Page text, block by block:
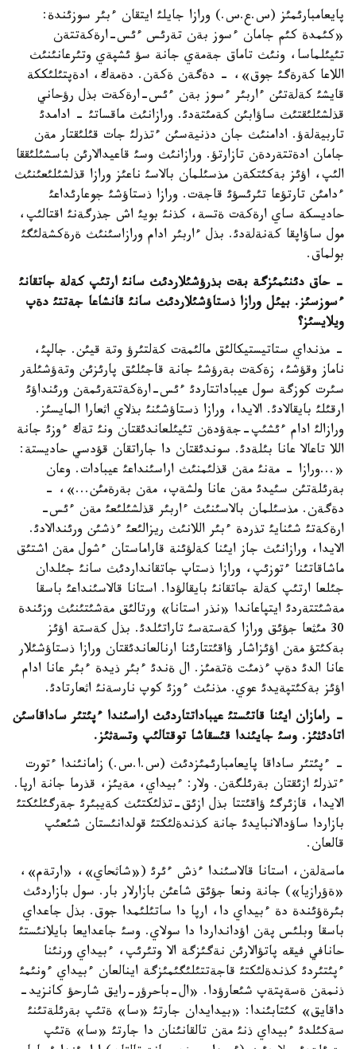
پايعامبارئمئز (س.ع.س.) ورازا جايلئ ايتقان ءبئر سوزئندة:
«كئمدة كئم جامان ءسوز بةن تةرئس ءئس-ارةكةتتةن
تئيئلماسا، ونئث تاماق جةمةي جانة سؤ ئشپةي وتئرعانئنئث
اللاعا كةرةگئ جوق»، - دةگةن ةكةن. دةمةك، ادةپتئلئككة
قايشئ كةلةتئن ءاربئر ءسوز بةن ءئس-ارةكةت بذل رؤحاني
قذلشئلئقتئث ساؤابئن كةمئتةدئ. ورازانئث ماقساتئ - ادامدئ
تاربيةلةؤ. ادامنئث جان دذنيةسئن ءتذرلئ جات قئلئقتار مةن
جامان ادةتتةردةن تازارتؤ. ورازانئث وسئ قاعيدالارئن باسشئلئققا
الئپ، اؤئز بةكئتكةن مذسئلمان بالاسئ ناعئز ورازا قذلشئلئعئنئث
ءدامئن تارتؤعا تئرئسؤئ قاجةت. ورازا ذستاؤشئ جوعارئداعئ
حاديسكة ساي ارةكةت ةتسة، كذنئ بويئ اش جذرگةنئ اقتالئپ،
مول ساؤاپقا كةنةلةدئ. بذل ءاربئر ادام ورازاسئنئث ةرةكشةلئگئ
بولماق.
- حاق دئنئمئزگة بةت بذرؤشئلاردئث سانئ ارتئپ كةلة جاتقانئ
ءسوزسئز. بيئل ورازا ذستاؤشئلاردئث سانئ قانشاعا جةتتئ دةپ
ويلايسئز؟
- مذنداي ستاتيستيكالئق مالئمةت كةلتئرؤ وتة قيئن. جالپئ،
ناماز وقؤشئ، زةكةت بةرؤشئ جانة قاجئلئق پارئزئن وتةؤشئلةر
سئرت كوزگة سول عيباداتتاردئ ءئس-ارةكةتتةرئمةن ورئنداؤئ
ارقئلئ بايقالادئ. الايدا، ورازا ذستاؤشئنئ بذلاي اثعارا المايسئز.
ورازالئ ادام ءئشئپ-جةؤدةن تئيئلعاندئقتان ونئ تةك ءوزئ جانة
اللا تاعالا عانا بئلةدئ. سوندئقتان دا جاراتقان قؤدسي حاديستة:
«...ورازا - مةنئ مةن قذلئمنئث اراسئنداعئ عيبادات. وعان
بةرئلةتئن سئيدئ مةن عانا ولشةپ، مةن بةرةمئن...»، -
دةگةن. مذسئلمان بالاسئنئث ءاربئر قذلشئلئعئ مةن ءئس-
ارةكةتئ شئنايئ تذردة ءبئر اللانئث ريزالئعئ ءذشئن ورئندالادئ.
الايدا، ورازانئث جاز ايئنا كةلؤئنة قاراماستان ءشول مةن اشتئق
ماشاقاتئنا ءتوزئپ، ورازا ذستاپ جاتقانداردئث سانئ جئلدان
جئلعا ارتئپ كةلة جاتقانئ بايقالؤدا. استانا قالاسئنداعئ باسقا
مةشئتتةردئ ايتپاعاندا «نذر استانا» ورتالئق مةشئتئنئث وزئندة
30 مئثعا جؤئق ورازا كةستةسئ تاراتئلدئ. بذل كةستة اؤئز
بةكئتؤ مةن اؤئزاشار ؤاقئتتارئنا ارنالعاندئقتان ورازا ذستاؤشئلار
عانا الدئ دةپ ءذمئت ةتةمئز. ال ةندئ ءبئر ذيدة ءبئر عانا ادام
اؤئز بةكئتپةيدئ عوي. مذنئث ءوزئ كوپ نارسةنئ اثعارتادئ.
- رامازان ايئنا قاتئستئ عيباداتتاردئث اراسئندا ءپئتئر ساداقاسئن
اتادئثئز. وسئ جايئندا قئسقاشا توقتالئپ وتسةثئز.
- ءپئتئر ساداقا پايعامبارئمئزدئث (س.ا.س.) زامانئندا ءتورت
ءتذرلئ ازئقتان بةرئلگةن. ولار: ءبيداي، مةيئز، قذرما جانة ارپا.
الايدا، قازئرگئ ؤاقئتتا بذل ازئق-تذلئكتئث كةيبئرئ جةرگئلئكتئ
بازاردا ساؤدالانبايدئ جانة كذندةلئكتئ قولدانئستان شئعئپ
قالعان.
ماسةلةن، استانا قالاسئندا ءذش ءئرئ («شاثحاي»، «ارتةم»،
«ةؤرازيا») جانة ونعا جؤئق شاعئن بازارلار بار. سول بازاردئث
بئرةؤئندة دة ءبيداي دا، ارپا دا ساتئلئمدا جوق. بذل جاعداي
باسقا وبلئس پةن اؤدانداردا دا سولاي. وسئ جاعدايعا بايلانئستئ
حانافي فيقه پاتؤالارئن نةگئزگة الا وتئرئپ، ءبيداي ورنئنا
ءپئتئردئ كذندةلئكتئ قاجةتتئلئگئمئزگة اينالعان ءبيداي ءونئمئ
ذنمةن ةسةپتةپ شئعارؤدا. «ال-باحرؤر-رايق شارحؤ كانزيد-
داقايق» كئتابئندا: «بيدايدان جارتئ «سا» ةتئپ بةرئلةتئنئ
سةكئلدئ ءبيداي ذنئ مةن تالقانئنان دا جارتئ «سا» ةتئپ